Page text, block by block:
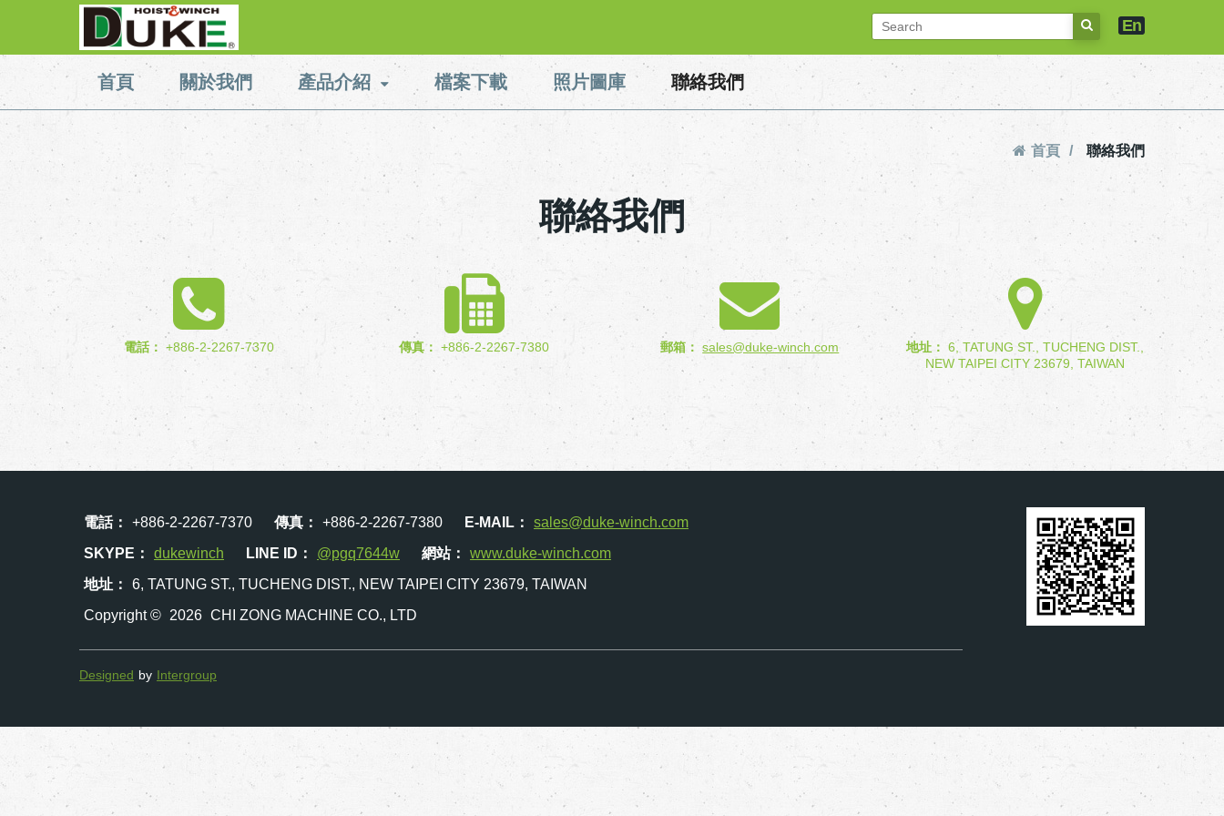
En
首頁 關於我們 產品介紹 檔案下載 照片圖庫 聯絡我們
首頁 聯絡我們
聯絡我們
電話： +886-2-2267-7370 傳真： +886-2-2267-7380 郵箱： sales@duke-winch.com 地址： 6, TATUNG ST., TUCHENG DIST.,
NEW TAIPEI CITY 23679, TAIWAN
電話： +886-2-2267-7370 傳真： +886-2-2267-7380 E-MAIL：
sales@duke-winch.com
SKYPE：
dukewinch LINE ID： @pgq7644w 網站：
www.duke-winch.com
地址：
6, TATUNG ST., TUCHENG DIST., NEW TAIPEI CITY 23679, TAIWAN
Copyright © 2026 CHI ZONG MACHINE CO., LTD
Designed by Intergroup